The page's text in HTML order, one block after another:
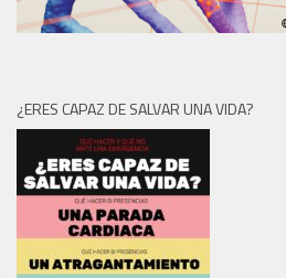
¿ERES CAPAZ DE SALVAR UNA VIDA?